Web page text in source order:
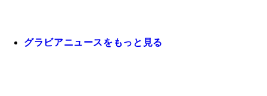
グラビアニュースをもっと見る